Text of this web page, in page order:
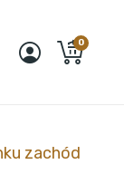
0
zachód